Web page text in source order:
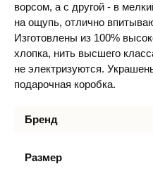
ворсом, а с другой - в
на ощупь, отлично
Изготовлены из 100%
хлопка, нить высшего
не электризуются.
подарочная коробка.
Бренд
Размер